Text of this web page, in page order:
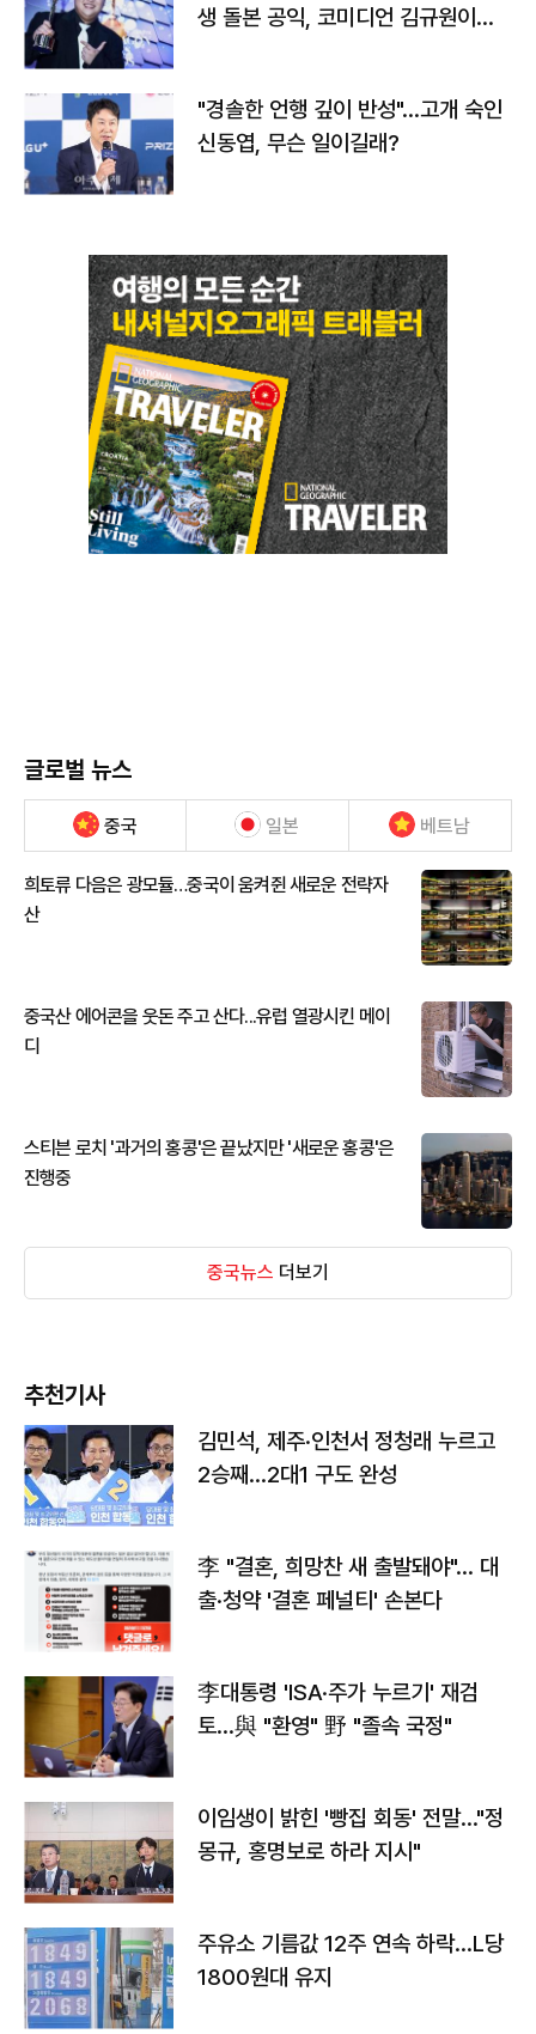
생 돌본 공익, 코미디언 김규원이었
"경솔한 언행 깊이 반성"…고개 숙인
신동엽, 무슨 일이길래?
글로벌 뉴스
중국 일본 베트남
희토류 다음은 광모듈…중국이 움켜쥔 새로운 전략자
산
중국산 에어콘을 웃돈 주고 산다...유럽 열광시킨 메이
디
스티븐 로치 '과거의 홍콩'은 끝났지만 '새로운 홍콩'은
진행중
중국뉴스 더보기
추천기사
김민석, 제주·인천서 정청래 누르고
2승째…2대1 구도 완성
李 "결혼, 희망찬 새 출발돼야"… 대
출·청약 '결혼 페널티' 손본다
李대통령 'ISA·주가 누르기' 재검
토…與 "환영" 野 "졸속 국정"
이임생이 밝힌 '빵집 회동' 전말…"정
몽규, 홍명보로 하라 지시"
주유소 기름값 12주 연속 하락…L당
1800원대 유지